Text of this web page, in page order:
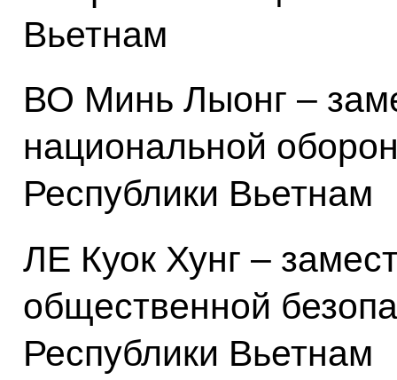
Вьетнам
ВО Минь Лыонг –
национальной
Республики Вьетнам
ЛЕ Куок Хунг –
общественной
Республики Вьетнам